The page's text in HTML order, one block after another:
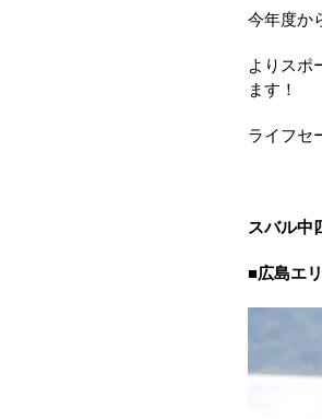
今年度か
よりスポ
ます！
ライフセ
スバル中
■広島エ